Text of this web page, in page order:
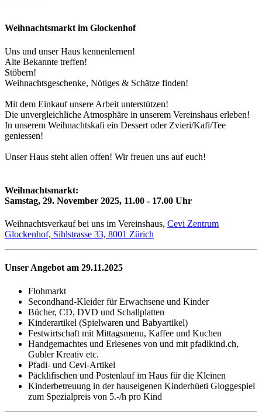
Weihnachtsmarkt im Glockenhof
Uns und unser Haus kennenlernen!
Alte Bekannte treffen!
Stöbern!
Weihnachtsgeschenke, Nötiges & Schätze finden!
Mit dem Einkauf unsere Arbeit unterstützen!
Die unvergleichliche Atmosphäre in unserem Vereinshaus erleben!
In unserem Weihnachtskafi ein Dessert oder Zvieri/Kafi/Tee
geniessen!
Unser Haus steht allen offen! Wir freuen uns auf euch!
Weihnachtsmarkt:
Samstag, 29. November 2025, 11.00 - 17.00 Uhr
Weihnachtsverkauf bei uns im Vereinshaus, Cevi Zentrum
Glockenhof, Sihlstrasse 33, 8001 Zürich
Unser Angebot am 29.11.2025
Flohmarkt
Secondhand-Kleider für Erwachsene und Kinder
Bücher, CD, DVD und Schallplatten
Kinderartikel (Spielwaren und Babyartikel)
Festwirtschaft mit Mittagsmenu, Kaffee und Kuchen
Handgemachtes und Erlesenes von und mit pfadikind.ch,
Gubler Kreativ etc.
Pfadi- und Cevi-Artikel
Päcklifischen und Postenlauf im Haus für die Kleinen
Kinderbetreuung in der hauseigenen Kinderhüeti Gloggespiel
zum Spezialpreis von 5.-/h pro Kind